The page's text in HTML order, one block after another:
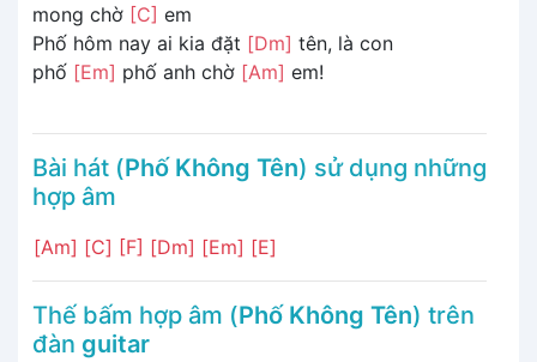
mong chờ [C] em
Phố hôm nay ai kia đặt [Dm] tên, là con
phố [Em] phố anh chờ [Am] em!
Bài hát (Phố Không Tên) sử dụng những
hợp âm
[Am] [C] [F] [Dm] [Em] [E]
Thế bấm hợp âm (Phố Không Tên) trên
đàn guitar